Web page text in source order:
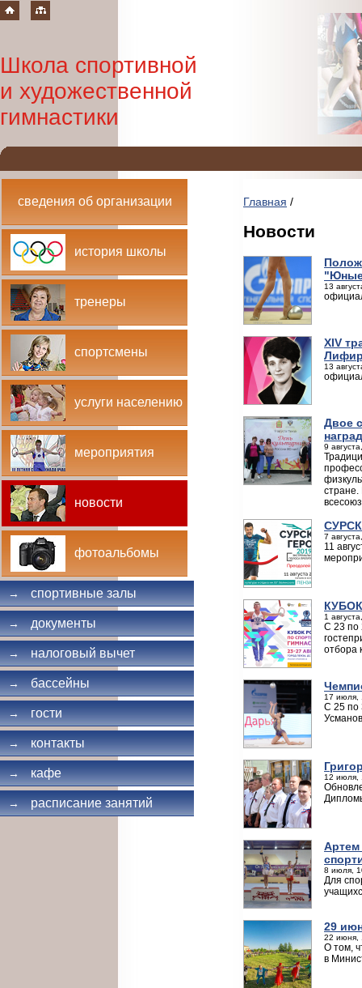
Школа спортивной
и художественной
гимнастики
сведения об организации
история школы
тренеры
спортсмены
услуги населению
мероприятия
новости
фотоальбомы
→ спортивные залы
→ документы
→ налоговый вычет
→ бассейны
→ гости
→ контакты
→ кафе
→ расписание занятий
Главная /
Новости
13
XIV
13
Двое
9
стране.
7
11
1
С 23 по
отбора
17 июля,
С 25 по
12 июля,
Артем
8 июля,
Для
29
22 июня,
О том,
в